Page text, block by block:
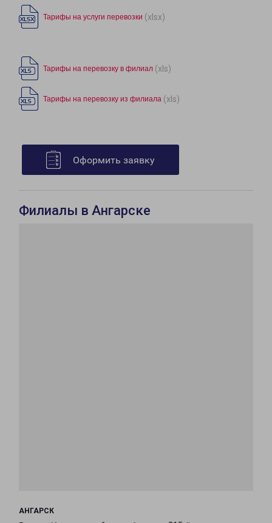
Тарифы на услуги перевозки (xlsx)
Тарифы на перевозку в филиал (xls)
Тарифы на перевозку из филиала (xls)
Оформить заявку
Филиалы в Ангарске
АНГАРСК